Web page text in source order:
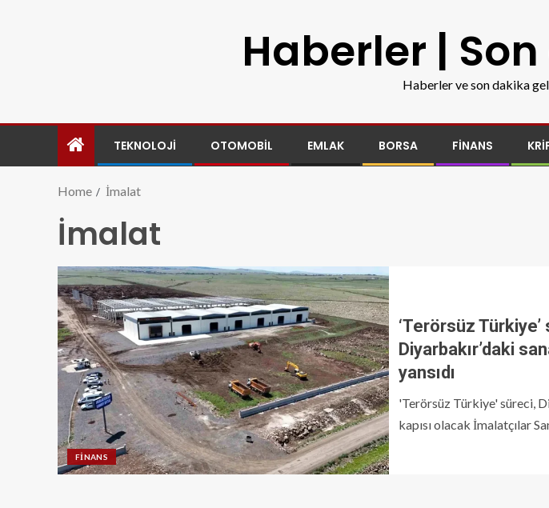
Haberler |
Haberler ve son dakika
TEKNOLOJI OTOMOBIL EMLAK BORSA FINANS
Home İmalat
İmalat
FINANS
‘Terörsüz Türkiye’
Diyarbakır’daki
yansıdı
'Terörsüz Türkiye' süreci,
kapısı olacak İmalatçılar